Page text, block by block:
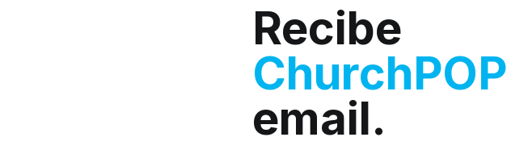
Recibe
ChurchPOP
email.